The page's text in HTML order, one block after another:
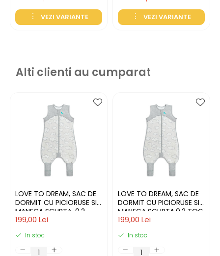
VEZI VARIANTE VEZI VARIANTE
Alti clienti au cumparat
LOVE TO DREAM, SAC DE
DORMIT CU PICIORUSE SI
MANECA SCURTA, 0.2
TOG, 4 ANI, GREY - LOVE
199,00 Lei
In stoc
LOVE TO DREAM, SAC DE
DORMIT CU PICIORUSE SI
MANECA SCURTA,0.2 TOG,
3 ANI, GREY - LOVE TO
199,00 Lei
In stoc